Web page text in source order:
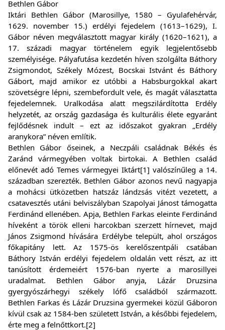
Bethlen Gábor
Iktári Bethlen Gábor (Marosillye, 1580 – Gyulafehérvár,
1629. november 15.) erdélyi fejedelem (1613–1629), I.
Gábor néven megválasztott magyar király (1620–1621), a
17. századi magyar történelem egyik legjelentősebb
személyisége. Pályafutása kezdetén híven szolgálta Báthory
Zsigmondot, Székely Mózest, Bocskai Istvánt és Báthory
Gábort, majd amikor ez utóbbi a Habsburgokkal akart
szövetségre lépni, szembefordult vele, és magát választatta
fejedelemnek. Uralkodása alatt megszilárdította Erdély
helyzetét, az ország gazdasága és kulturális élete egyaránt
fejlődésnek indult – ezt az időszakot gyakran „Erdély
aranykora” néven említik.
Bethlen Gábor őseinek, a Neczpáli családnak Békés és
Zaránd vármegyében voltak birtokai. A Bethlen család
előnevét adó Temes vármegyei Iktárt[1] valószínűleg a 14.
században szerezték. Bethlen Gábor azonos nevű nagyapja
a mohácsi ütközetben hatszáz lándzsás vitézt vezetett, a
csatavesztés utáni belviszályban Szapolyai Jánost támogatta
Ferdinánd ellenében. Apja, Bethlen Farkas eleinte Ferdinánd
híveként a török elleni harcokban szerzett hírnevet, majd
János Zsigmond hívására Erdélybe települt, ahol országos
főkapitány lett. Az 1575-ös kerelőszentpáli csatában
Báthory István erdélyi fejedelem oldalán vett részt, az itt
tanúsított érdemeiért 1576-ban nyerte a marosillyei
uradalmat. Bethlen Gábor anyja, Lázár Druzsina
gyergyószárhegyi székely lófő családból származott.
Bethlen Farkas és Lázár Druzsina gyermekei közül Gáboron
kívül csak az 1584-ben született István, a későbbi fejedelem,
érte meg a felnőttkort.[2]